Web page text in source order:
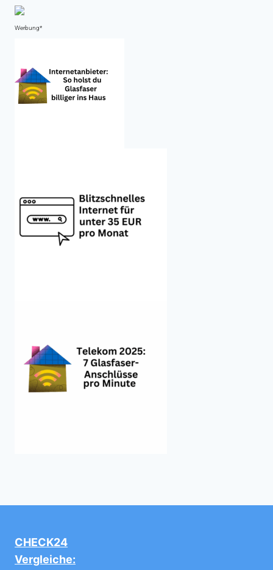
Werbung*
CHECK24
Vergleiche: